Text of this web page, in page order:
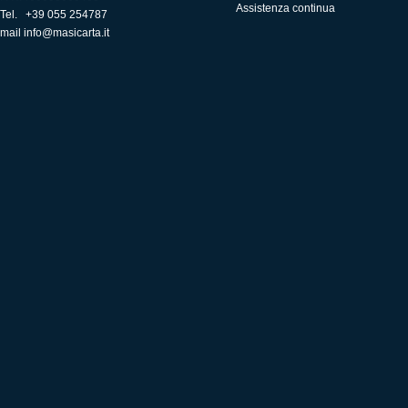
Tel. +39 055 254787
mail info@masicarta.it
Assistenza continua